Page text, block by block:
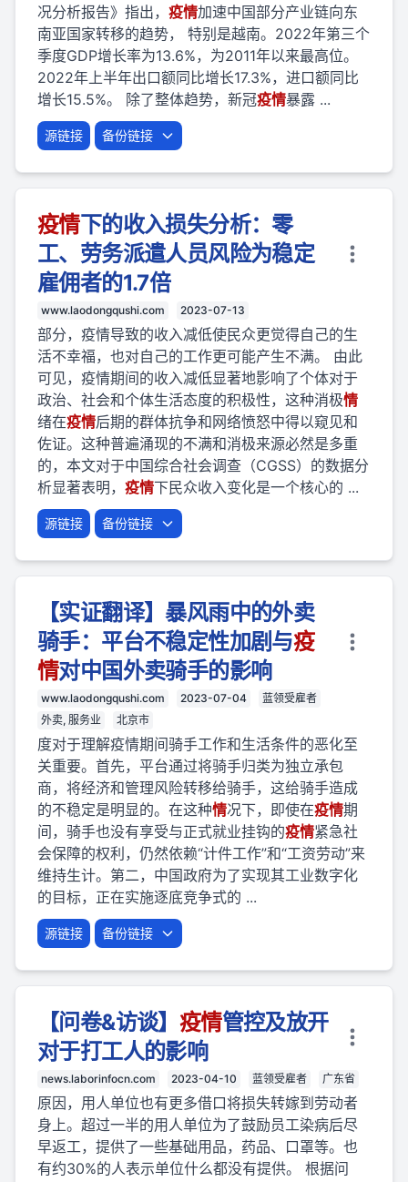
况分析报告》指出， 疫情加速中国部分产业链向东
南亚国家转移的趋势， 特别是越南。2022年第三个
季度GDP增长率为13.6%，为2011年以来最高位。
2022年上半年出口额同比增长17.3%，进口额同比
增长15.5%。 除了整体趋势，新冠疫情暴露 ...
源链接 备份链接
疫情下的收入损失分析：零
工、劳务派遣人员风险为稳定
雇佣者的1.7倍
www.laodongqushi.com 2023-07-13
部分，疫情导致的收入减低使民众更觉得自己的生
活不幸福，也对自己的工作更可能产生不满。 由此
可见，疫情期间的收入减低显著地影响了个体对于
政治、社会和个体生活态度的积极性，这种消极情
绪在疫情后期的群体抗争和网络愤怒中得以窥见和
佐证。这种普遍涌现的不满和消极来源必然是多重
的，本文对于中国综合社会调查（CGSS）的数据分
析显著表明， 疫情下民众收入变化是一个核心的 ...
源链接 备份链接
【实证翻译】暴风雨中的外卖
骑手：平台不稳定性加剧与疫
情对中国外卖骑手的影响
www.laodongqushi.com 2023-07-04
蓝领受雇者
外卖, 服务业
北京市
度对于理解疫情期间骑手工作和生活条件的恶化至
关重要。首先，平台通过将骑手归类为独立承包
商，将经济和管理风险转移给骑手，这给骑手造成
的不稳定是明显的。在这种情况下，即使在疫情期
间，骑手也没有享受与正式就业挂钩的疫情紧急社
会保障的权利，仍然依赖“计件工作”和“工资劳动”来
维持生计。第二，中国政府为了实现其工业数字化
的目标，正在实施逐底竞争式的 ...
源链接 备份链接
【问卷&访谈】 疫情管控及放开
对于打工人的影响
news.laborinfocn.com 2023-04-10 蓝领受雇者 广东省
原因，用人单位也有更多借口将损失转嫁到劳动者
身上。超过一半的用人单位为了鼓励员工染病后尽
早返工，提供了一些基础用品，药品、口罩等。也
有约30%的人表示单位什么都没有提供。 根据问